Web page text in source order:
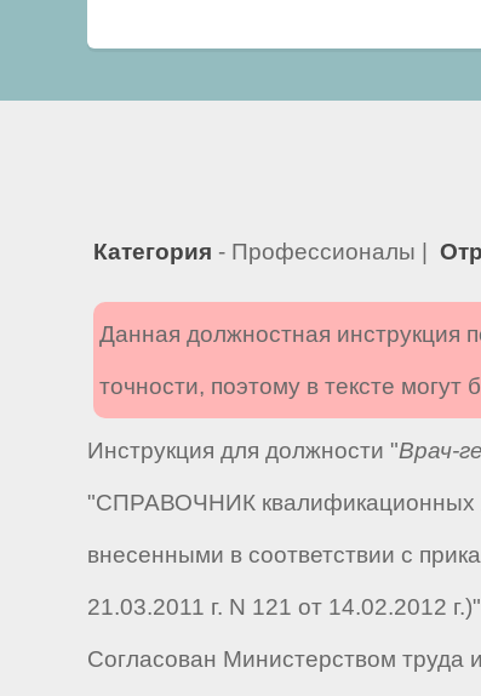
Категория - Профессионалы |
Данная должностная инструкция
точности, поэтому в тексте
Инструкция для должности "Врач-
"СПРАВОЧНИК квалификационных
внесенными в соответствии с
21.03.2011 г. N 121 от 14.02.2012
Согласован Министерством труда